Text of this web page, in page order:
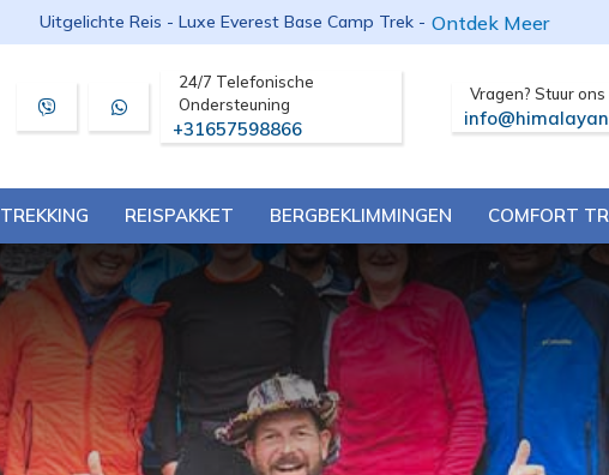
Uitgelichte Reis - Luxe Everest Base Camp Trek - Ontdek Meer
24/7 Telefonische
Ondersteuning
+31657598866
Vragen? Stuur
TREKKING REISPAKKET BERGBEKLIMMINGEN COMFORT